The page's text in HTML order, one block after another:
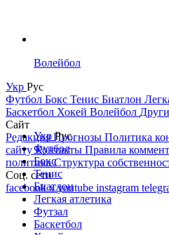
Волейбол
Укр Рус
Футбол Бокс Тенис Биатлон
Баскетбол Хокей Волейбол
Сайт
РедакцияПрогнозы Политика
сайтуКонтакты Правила
политикаСтруктура
Соц. сети
facebookxyoutube instagram
УкрРус
Футбол
Бокс
Тенис
Биатлон
Легкая атлетика
Футзал
Баскетбол